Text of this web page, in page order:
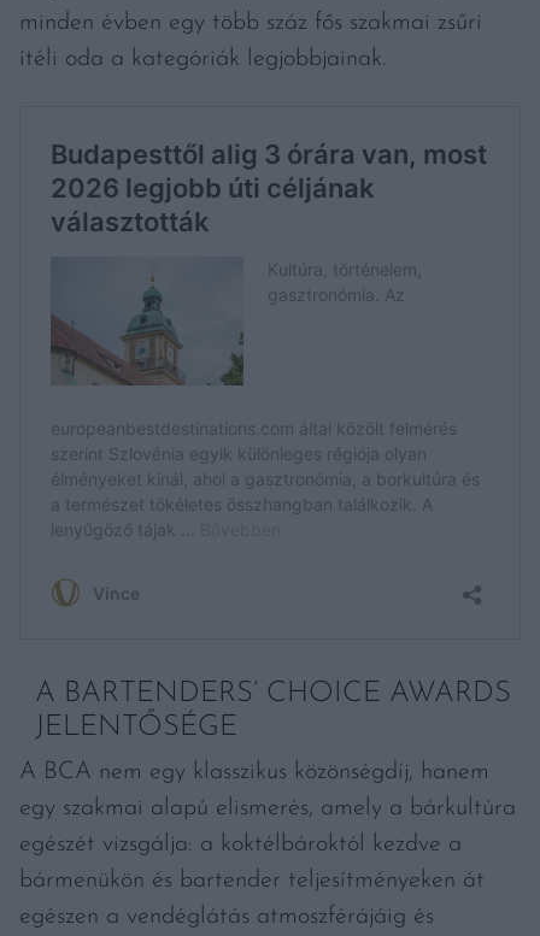
minden évben egy több száz fős szakmai zsűri
ítéli oda a kategóriák legjobbjainak.
A BARTENDERS’ CHOICE AWARDS
JELENTŐSÉGE
A BCA nem egy klasszikus közönségdíj, hanem
egy szakmai alapú elismerés, amely a bárkultúra
egészét vizsgálja: a koktélbároktól kezdve a
bármenükön és bartender teljesítményeken át
egészen a vendéglátás atmoszférájáig és